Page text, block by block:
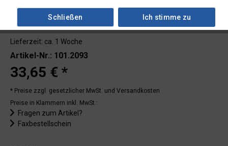
Lieferzeit: ca. 1 Woche
Artikel-Nr.: 101.2093
33,65 € *
* Preise zzgl. gesetzlicher MwSt. und Versandkosten
Preise in Klammern inkl. MwSt.:
Fragen zum Artikel?
Faxbestellschein
Ich stimme zu
Schließen